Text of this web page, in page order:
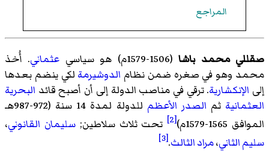
المراجع
صقللي محمد باشا(1506-1579م) هو سياسي عثماني. أُخذ
محمد وهو في صغره ضمن نظام الدوشيرمة لكي ينضم بعدها
إلى الإنكشارية. ترقي في مناصب الدولة إلى أن أصبح قائد البحرية
العثمانية ثم الصدر الأعظم
للدولة لمدة 14 سنة (972-987هـ
الموافق 1565-1579م)
[2] تحت ثلاث سلاطين;سليمان القانوني،
سليم الثاني،مراد الثالث.
[3]